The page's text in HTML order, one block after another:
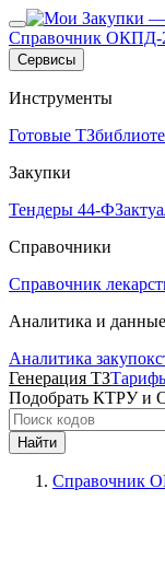
Справочник ОКПД-
Сервисы
Инструменты
Готовые ТЗ
Закупки
Тендеры 44-ФЗ
Справочники
Справочник
Аналитика и данные
Аналитика закупок
Генерация ТЗ
Подобрать КТРУ и
Найти
Справочник